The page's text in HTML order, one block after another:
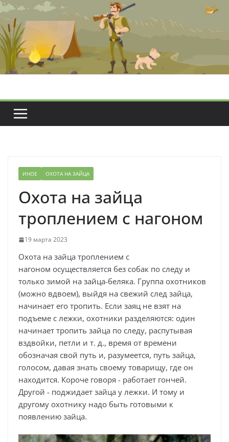
Перейти
содержимому
ИНОЕ ОХОТА НА ЗАЙЦА
Охота на зайца
троплением с нагоном
19 марта 2023
Охота на зайца троплением с
нагоном осуществляется без собак по следу и
только зимой на зайца-беляка. Группа охотников
(можно вдвоем), выйдя на свежий след зайца,
начинает его тропить. Если заяц не взят на
подъеме с лежки, охотники разделяются: один
начинает тропить зайца по следу, распутывая
вздвойки, петли и т. д., время от времени
обозначая свой путь и, разумеется, путь зайца,
голосом, давая знать своему товарищу, где он
находится. Короче говоря - работает гончей.
Другой - поджидает зайца у лежки. И тому и
другому охотнику надо быть готовыми к
появлению зайца.